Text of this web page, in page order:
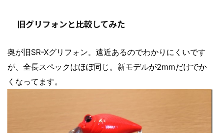
旧グリフォンと比較してみた
奥が旧SR-Xグリフォン。遠近あるのでわかりにくいです
が、全長スペックはほぼ同じ。新モデルが2mmだけでか
くなってます。